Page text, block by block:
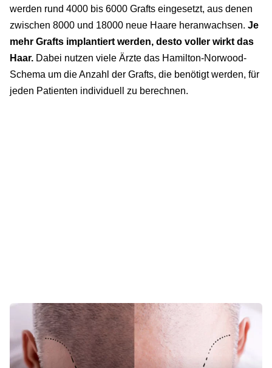
werden rund 4000 bis 6000 Grafts eingesetzt, aus denen
zwischen 8000 und 18000 neue Haare heranwachsen. Je
mehr Grafts implantiert werden, desto voller wirkt das
Haar. Dabei nutzen viele Ärzte das Hamilton-Norwood-
Schema um die Anzahl der Grafts, die benötigt werden, für
jeden Patienten individuell zu berechnen.